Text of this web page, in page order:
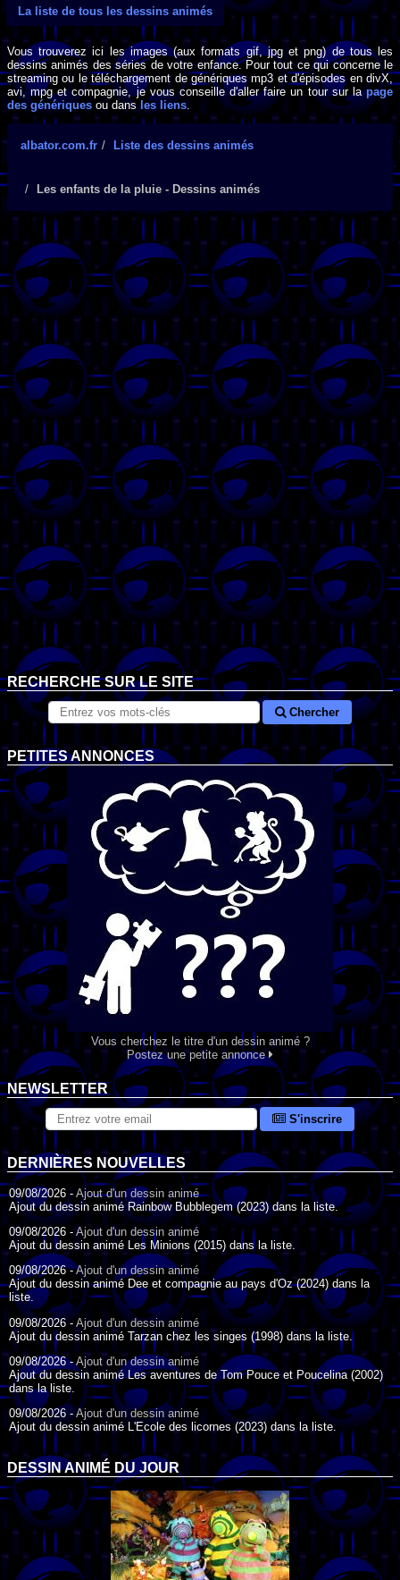
La liste de tous les dessins animés
Vous trouverez ici les images (aux formats gif, jpg et png) de tous les
dessins animés des séries de votre enfance. Pour tout ce qui concerne le
streaming ou le téléchargement de génériques mp3 et d'épisodes en divX,
avi, mpg et compagnie, je vous conseille d'aller faire un tour sur lapage
des génériques ou dansles liens.
albator.com.fr Liste des dessins animés
Les enfants de la pluie - Dessins animés
RECHERCHE SUR LE SITE
Chercher
PETITES ANNONCES
Vous cherchez le titre d'un dessin animé ?
Postez une petite annonce
NEWSLETTER
S'inscrire
DERNIÈRES NOUVELLES
09/08/2026 - Ajout d'un dessin animé
Ajout du dessin animé Rainbow Bubblegem (2023) dans la liste.
09/08/2026 -Ajout d'un dessin animé
Ajout du dessin animé Les Minions (2015) dans la liste.
09/08/2026 -Ajout d'un dessin animé
Ajout du dessin animé Dee et compagnie au pays d'Oz (2024) dans la
liste.
09/08/2026 - Ajout d'un dessin animé
Ajout du dessin animé Tarzan chez les singes (1998) dans la liste.
09/08/2026 -Ajout d'un dessin animé
Ajout du dessin animé Les aventures de Tom Pouce et Poucelina (2002)
dans la liste.
09/08/2026 -Ajout d'un dessin animé
Ajout du dessin animé L'Ecole des licornes (2023) dans la liste.
09/08/2026 -Ajout d'un dessin animé
Ajout du dessin animé Wonder Choux ! (2006) dans la liste.
09/08/2026 -
Ajout d'un dessin animé
Ajout du dessin animé Anna et ses amis (2022) dans la liste.
09/08/2026 -Ajout d'un dessin animé
Ajout du dessin animé Tom Pouce en trouble (1940) dans la liste.
09/08/2026 -Ajout d'un dessin animé
DESSIN ANIMÉ DU JOUR